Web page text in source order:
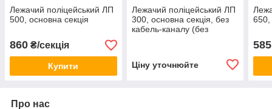
Лежачий поліцейський ЛП
500, основна секція
860 ₴/секція
Купити
Лежачий поліцейський ЛП
300, основна секція, без
кабель-каналу (без
Ціну уточнюйте
650,
585
Про нас